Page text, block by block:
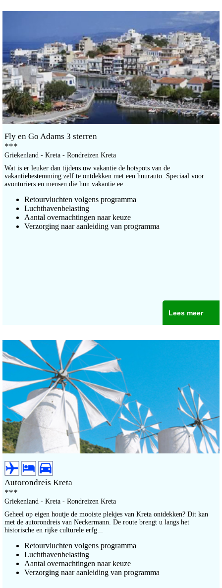
Fly en Go Adams 3 sterren
***
Griekenland - Kreta - Rondreizen Kreta
Wat is er leuker dan tijdens uw vakantie de hotspots van de
vakantiebestemming zelf te ontdekken met een huurauto. Speciaal voor
avonturiers en mensen die hun vakantie ee...
Retourvluchten volgens programma
Luchthavenbelasting
Aantal overnachtingen naar keuze
Verzorging naar aanleiding van programma
Lees meer
Autorondreis Kreta
***
Griekenland - Kreta - Rondreizen Kreta
Geheel op eigen houtje de mooiste plekjes van Kreta ontdekken? Dit kan
met de autorondreis van Neckermann. De route brengt u langs het
historische en rijke culturele erfg...
Retourvluchten volgens programma
Luchthavenbelasting
Aantal overnachtingen naar keuze
Verzorging naar aanleiding van programma